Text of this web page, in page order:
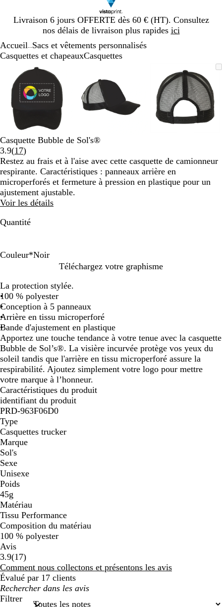
Livraison 6 jours OFFERTE dès 60 € (HT). Consultez
nos délais de livraison plus rapides ici
Diapositive
1
Accueil Sacs et vêtements personnalisés
Casquettes et chapeauxCasquettes
Image
zoomable
Zoom
minimum
Cliquez
pour
développer
Utilisez
touches
plus
pour
zoomer
les
touches
fléchées
pour
faire
minimum
développer
touches
plus
moins
les
touches
fléchées
zoomable
au
minimum
pour
les
touches
plus
moins
les
fléchées
Diapositive
Casquette Bubble de Sol's®
3.9(17Lire
les
17
avis
)
Restez au frais et à l'aise avec cette casquette de camionneur
respirante. Caractéristiques : panneaux arrière en
microperforés et fermeture à pression en plastique pour un
ajustement ajustable.
Voir les détails
Quantité
Couleur*Noir
a
n
c
e
u
r
o
i
i
r
e
u
d
e
m
i
n
u
i
t
a
n
c
/
b
l
e
u
d
e
m
i
n
u
i
t
a
n
c
/
b
l
e
u
r
o
i
a
n
c
/
o
r
a
n
g
e
f
l
u
o
a
n
c
/
v
e
r
t
f
l
u
o
a
n
c
/
n
o
i
r
a
n
c
/
r
o
u
g
e
a
n
c
/
c
o
r
a
i
l
f
l
u
o
a
n
c
/
j
a
u
n
e
f
l
u
o
Téléchargez votre graphisme
La protection stylée.
100 % polyester
Conception à 5 panneaux
Arrière en tissu microperforé
Bande d'ajustement en plastique
Apportez une touche tendance à votre tenue avec la casquette
Bubble de Sol’s®. La visière incurvée protège vos yeux du
soleil tandis que l'arrière en tissu microperforé assure la
respirabilité. Ajoutez simplement votre logo pour mettre
votre marque à l’honneur.
Caractéristiques du produit
identifiant du produit
PRD-963F06D0
Type
Casquettes trucker
Marque
Sol's
Sexe
Unisexe
Poids
45g
Matériau
Tissu Performance
Composition du matériau
100 % polyester
Avis
3.9(1717
avis
)
Comment nous collectons et présentons les avis
Évalué par 17 clients
Mes
recherches
Filtrer